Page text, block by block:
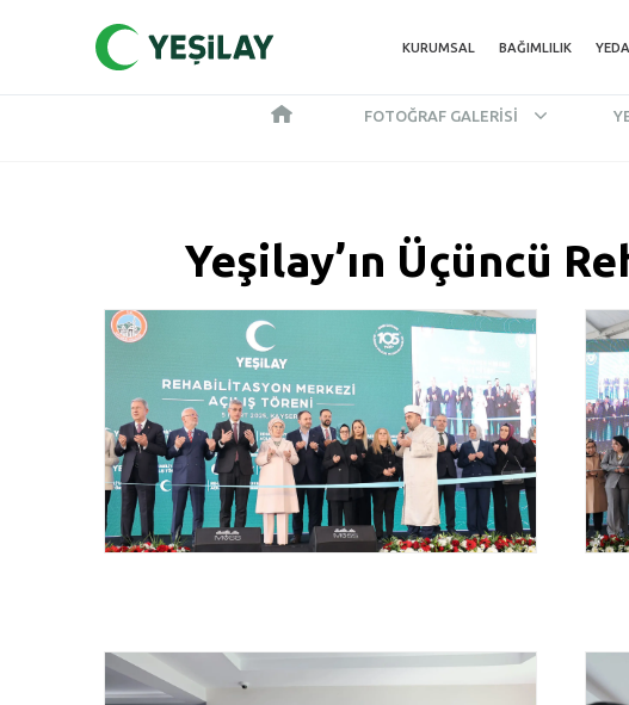
KURUMSAL BAĞIMLILIK
FOTOĞRAF GALERISI
Yeşilay’ın Üçüncü